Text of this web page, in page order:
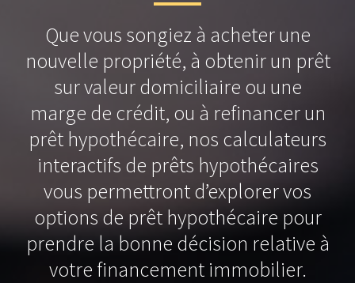
Que vous songiez à acheter une
nouvelle propriété, à obtenir un prêt
sur valeur domiciliaire ou une
marge de crédit, ou à refinancer un
prêt hypothécaire, nos calculateurs
interactifs de prêts hypothécaires
vous permettront d’explorer vos
options de prêt hypothécaire pour
prendre la bonne décision relative à
votre financement immobilier.